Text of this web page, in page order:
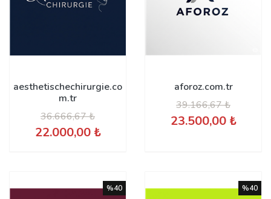
aesthetischechirurgie.co
m.tr
36.666,67 ₺
22.000,00 ₺
aforoz.com.tr
39.166,67 ₺
23.500,00 ₺
%40 %40